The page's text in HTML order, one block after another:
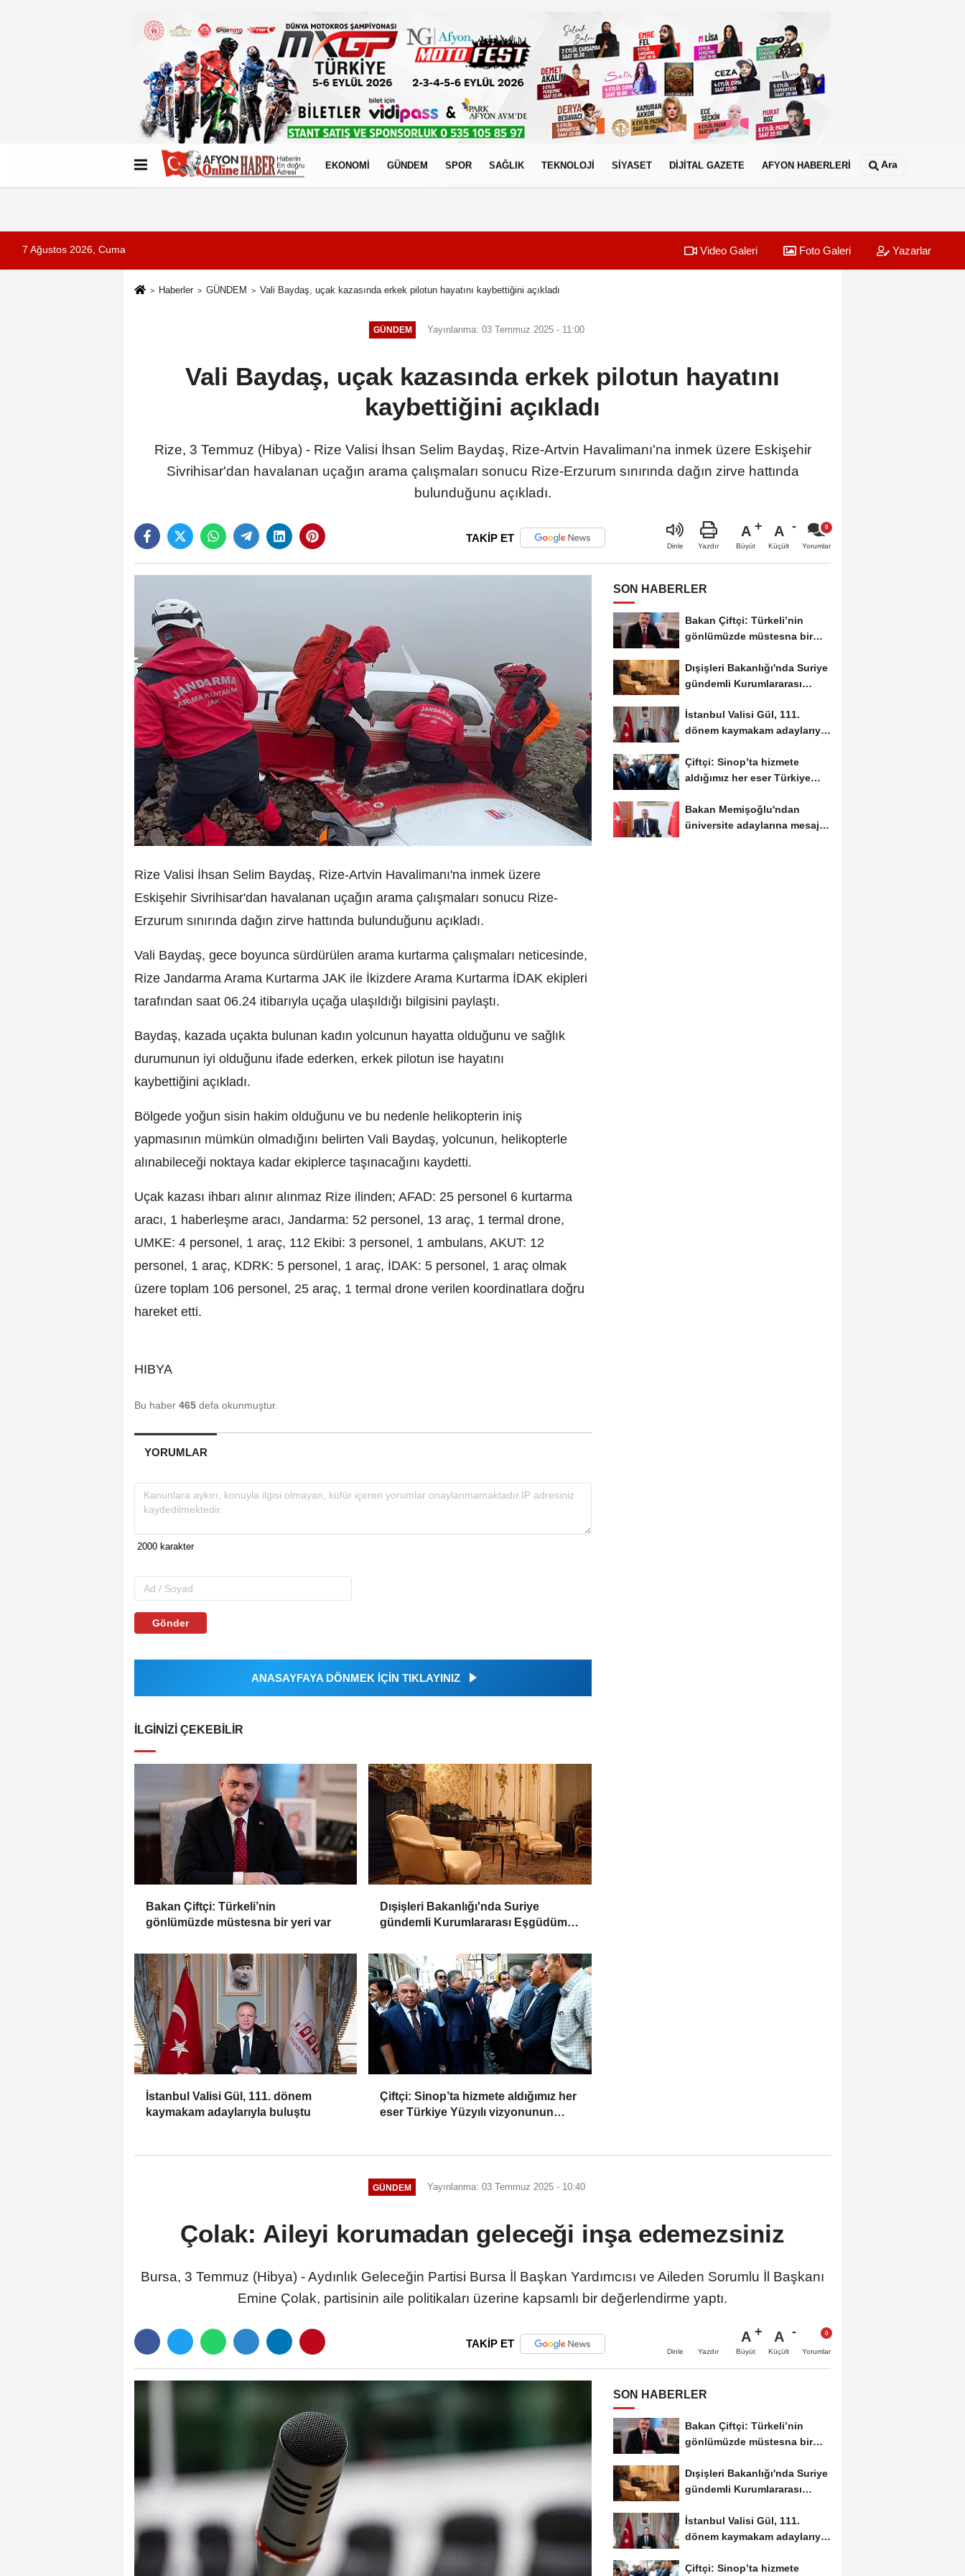
Künye İletişim Çerez Politikası
EKONOMİ GÜNDEM SPOR SAĞLIK TEKNOLOJİ SİYASET DİJİTAL GAZETE AFYON HABERLERİ Ara
7 Ağustos 2026, Cuma Video Galeri Foto Galeri Yazarlar
Haberler GÜNDEM Vali Baydaş, uçak kazasında erkek pilotun hayatını kaybettiğini açıkladı
GÜNDEM Yayınlanma: 03 Temmuz 2025 - 11:00
Vali Baydaş, uçak kazasında erkek pilotun hayatını
kaybettiğini açıkladı
Rize, 3 Temmuz (Hibya) - Rize Valisi İhsan Selim Baydaş, Rize-Artvin Havalimanı'na inmek üzere Eskişehir
Sivrihisar'dan havalanan uçağın arama çalışmaları sonucu Rize-Erzurum sınırında dağın zirve hattında
bulunduğunu açıkladı.
TAKİP ET
Dinle Yazdır
A
Büyüt
A
Küçült Yorumlar
Rize Valisi İhsan Selim Baydaş, Rize-Artvin Havalimanı'na inmek üzere
Eskişehir Sivrihisar'dan havalanan uçağın arama çalışmaları sonucu Rize-
Erzurum sınırında dağın zirve hattında bulunduğunu açıkladı.
Vali Baydaş, gece boyunca sürdürülen arama kurtarma çalışmaları neticesinde,
Rize Jandarma Arama Kurtarma JAK ile İkizdere Arama Kurtarma İDAK ekipleri
tarafından saat 06.24 itibarıyla uçağa ulaşıldığı bilgisini paylaştı.
Baydaş, kazada uçakta bulunan kadın yolcunun hayatta olduğunu ve sağlık
durumunun iyi olduğunu ifade ederken, erkek pilotun ise hayatını
kaybettiğini açıkladı.
Bölgede yoğun sisin hakim olduğunu ve bu nedenle helikopterin iniş
yapmasının mümkün olmadığını belirten Vali Baydaş, yolcunun, helikopterle
alınabileceği noktaya kadar ekiplerce taşınacağını kaydetti.
Uçak kazası ihbarı alınır alınmaz Rize ilinden; AFAD: 25 personel 6 kurtarma
aracı, 1 haberleşme aracı, ⁠Jandarma: 52 personel, 13 araç, 1 termal drone,
UMKE: 4 personel, 1 araç, 112 Ekibi: 3 personel, 1 ambulans, AKUT: 12
personel, 1 araç, KDRK: 5 personel, 1 araç, İDAK: 5 personel, 1 araç olmak
üzere toplam 106 personel, 25 araç, 1 termal drone verilen koordinatlara doğru
hareket etti.
HIBYA
Bu haber 465 defa okunmuştur.
YORUMLAR
Gönder
ANASAYFAYA DÖNMEK İÇİN TIKLAYINIZ
İLGINIZI ÇEKEBILIR
Bakan Çiftçi: Türkeli’nin
gönlümüzde müstesna bir yeri var
Dışişleri Bakanlığı'nda Suriye
gündemli Kurumlararası Eşgüdüm
İstanbul Valisi Gül, 111. dönem
kaymakam adaylarıyla buluştu
Çiftçi: Sinop’ta hizmete aldığımız her
eser Türkiye Yüzyılı vizyonunun
SON HABERLER
Bakan Çiftçi: Türkeli’nin
gönlümüzde müstesna bir
Dışişleri Bakanlığı'nda Suriye
gündemli Kurumlararası
İstanbul Valisi Gül, 111.
dönem kaymakam adaylarıyla
Çiftçi: Sinop’ta hizmete
aldığımız her eser Türkiye
Bakan Memişoğlu'ndan
üniversite adaylarına mesaj:
GÜNDEM Yayınlanma: 03 Temmuz 2025 - 10:40
Çolak: Aileyi korumadan geleceği inşa edemezsiniz
Bursa, 3 Temmuz (Hibya) - Aydınlık Geleceğin Partisi Bursa İl Başkan Yardımcısı ve Aileden Sorumlu İl Başkanı
Emine Çolak, partisinin aile politikaları üzerine kapsamlı bir değerlendirme yaptı.
TAKİP ET
Dinle Yazdır
A
Büyüt
A
Küçült Yorumlar
SON HABERLER
Bakan Çiftçi: Türkeli’nin
gönlümüzde müstesna bir
Dışişleri Bakanlığı'nda Suriye
gündemli Kurumlararası
İstanbul Valisi Gül, 111.
dönem kaymakam adaylarıyla
Çiftçi: Sinop’ta hizmete